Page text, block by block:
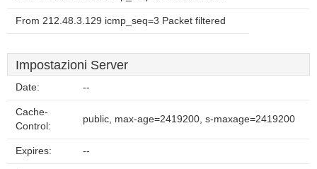
From 212.48.3.129 icmp_seq=3 Packet filtered
Impostazioni Server
Date: --
Cache-
Control:
public, max-age=2419200, s-maxage=2419200
Expires: --